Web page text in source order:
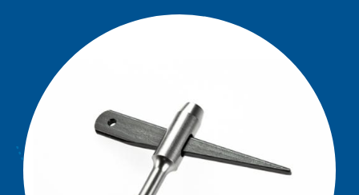
Contact
BIT DL
Bit Extender
Conische boren
Extender
Guardian